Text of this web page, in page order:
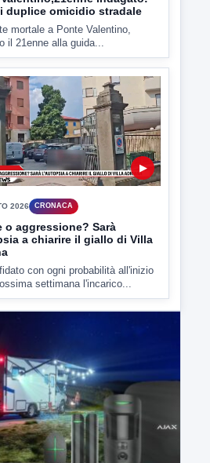
▶
2026 CRONACA
o aggressione? Sarà
a chiarire il giallo di Villa
con ogni probabilità all'inizio
settimana l'incarico...